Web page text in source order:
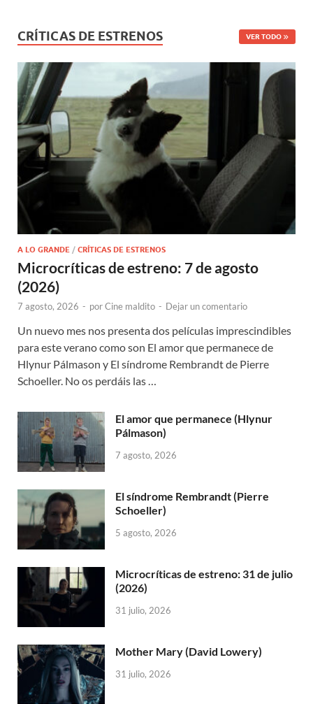
CRÍTICAS DE ESTRENOS VER TODO
A LO GRANDE / CRÍTICAS DE ESTRENOS
Microcríticas de estreno: 7 de agosto
(2026)
7 agosto, 2026 - porCine maldito - Dejar un comentario
Un nuevo mes nos presenta dos películas imprescindibles
para este verano como son El amor que permanece de
Hlynur Pálmason y El síndrome Rembrandt de Pierre
Schoeller. No os perdáis las …
El amor que permanece (Hlynur
Pálmason)
7 agosto, 2026
El síndrome Rembrandt (Pierre
Schoeller)
5 agosto, 2026
Microcríticas de estreno: 31 de julio
(2026)
31 julio, 2026
Mother Mary (David Lowery)
31 julio, 2026